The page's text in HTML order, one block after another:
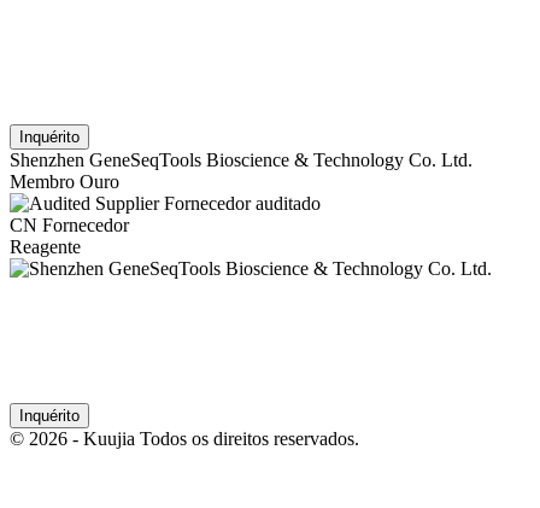
Inquérito
Shenzhen GeneSeqTools Bioscience & Technology Co. Ltd.
Membro Ouro
Fornecedor auditado
CN Fornecedor
Reagente
Inquérito
© 2026 - Kuujia Todos os direitos reservados.